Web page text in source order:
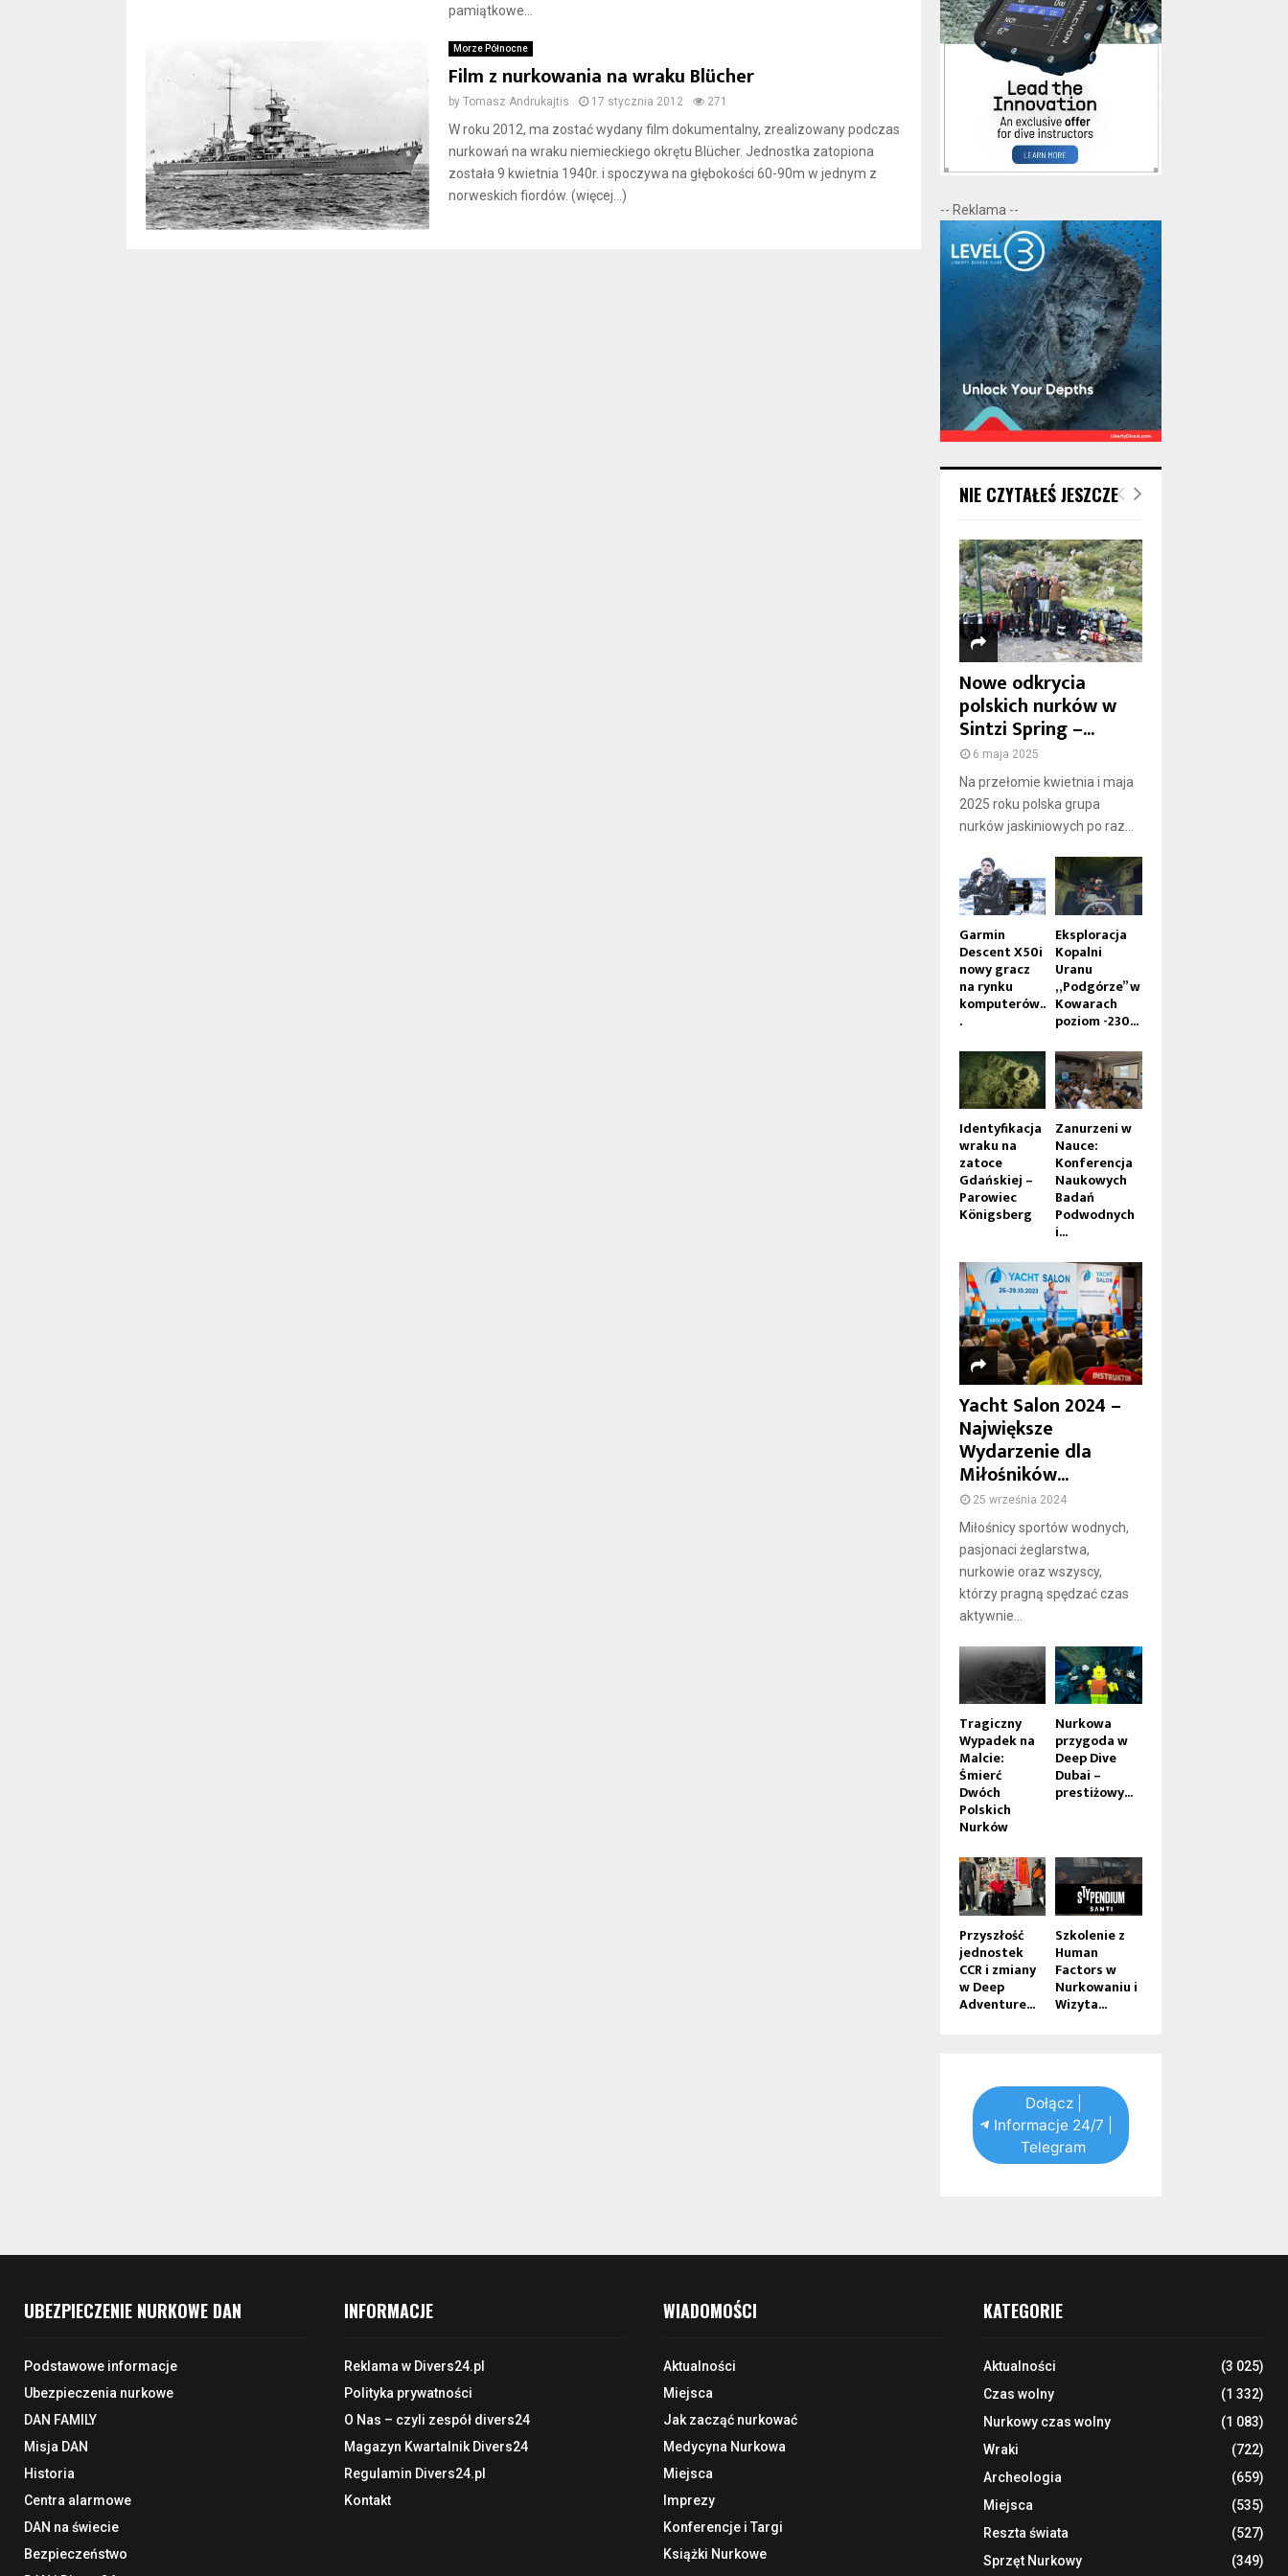
pamiątkowe...
Morze Północne
Film z nurkowania na wraku Blücher
by Tomasz Andrukajtis 17 stycznia 2012 271
W roku 2012, ma zostać wydany film dokumentalny, zrealizowany podczas
nurkowań na wraku niemieckiego okrętu Blücher. Jednostka zatopiona
została 9 kwietnia 1940r. i spoczywa na głębokości 60-90m w jednym z
norweskich fiordów. (więcej…)
-- Reklama --
NIE CZYTAŁEŚ JESZCZE
Nowe odkrycia
polskich nurków w
Sintzi Spring –...
6 maja 2025
Na przełomie kwietnia i maja
2025 roku polska grupa
nurków jaskiniowych po raz...
Garmin
Descent X50i
nowy gracz
na rynku
komputerów..
.
Eksploracja
Kopalni
Uranu
„Podgórze” w
Kowarach
poziom -230...
Identyfikacja
wraku na
zatoce
Gdańskiej –
Parowiec
Königsberg
Zanurzeni w
Nauce:
Konferencja
Naukowych
Badań
Podwodnych
i...
Yacht Salon 2024 –
Największe
Wydarzenie dla
Miłośników...
25 września 2024
Miłośnicy sportów wodnych,
pasjonaci żeglarstwa,
nurkowie oraz wszyscy,
którzy pragną spędzać czas
aktywnie...
Tragiczny
Wypadek na
Malcie:
Śmierć
Dwóch
Polskich
Nurków
Nurkowa
przygoda w
Deep Dive
Dubai –
prestiżowy...
Przyszłość
jednostek
CCR i zmiany
w Deep
Adventure...
Szkolenie z
Human
Factors w
Nurkowaniu i
Wizyta...
Dołącz |
Informacje 24/7 |
Telegram
UBEZPIECZENIE NURKOWE DAN
Podstawowe informacje
Ubezpieczenia nurkowe
DAN FAMILY
Misja DAN
Historia
Centra alarmowe
DAN na świecie
Bezpieczeństwo
INFORMACJE
Reklama w Divers24.pl
Polityka prywatności
O Nas – czyli zespół divers24
Magazyn Kwartalnik Divers24
Regulamin Divers24.pl
Kontakt
WIADOMOŚCI
Aktualności
Miejsca
Jak zacząć nurkować
Medycyna Nurkowa
Miejsca
Imprezy
Konferencje i Targi
Książki Nurkowe
KATEGORIE
Aktualności
(3 025)
Czas wolny
(1 332)
Nurkowy czas wolny
(1 083)
Wraki
(722)
Archeologia
(659)
Miejsca
(535)
Reszta świata
(527)
Sprzęt Nurkowy
(349)